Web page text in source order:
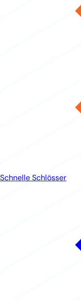
Schnelle Schlösser